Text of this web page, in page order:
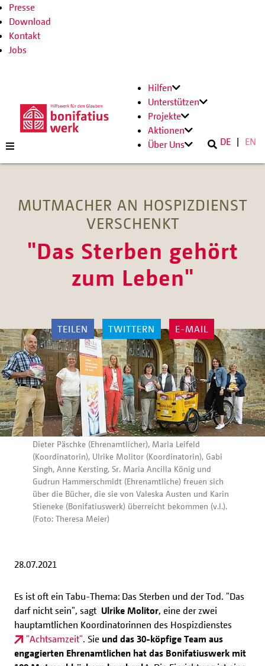
Presse
Download
Kontakt
Jobs
Hilfen
Unterstützen
Projekte
Aktionen
Über Uns
DE EN
MUTMACHER AN HOSPIZDIENST
VERSCHENKT
"Das Sterben gehört
zum Leben"
TEILEN TWITTERN E-MAIL
Dieter Päschke (Ehrenamtlicher), Maria Leifeld
(Koordinatorin), Ulrike Molitor (Koordinatorin), Gabi
Singh, Anne Kersting, Sr. Maria Ancilla König und
Gudrun Hammerschmidt (Ehrenamtliche) freuen sich
über die Bücher, die sie von Valeska Austen und Karin
Stieneke (Bonifatiuswerk) überreicht bekommen (v.l.).
(Foto: Theresa Meier)
28.07.2021
Es ist oft ein Tabu-Thema: Das Sterben und der Tod. "Das
darf nicht sein", sagt Ulrike Molitor, eine der zwei
hauptamtlichen Koordinatorinnen des Hospizdienstes
"Achtsamzeit". Sie und das 30-köpfige Team aus
engagierten Ehrenamtlichen hat das Bonifatiuswerk mit